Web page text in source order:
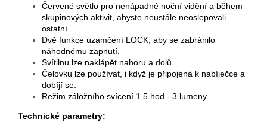
Červené světlo pro nenápadné noční vidění a během
skupinových aktivit, abyste neustále neoslepovali
ostatní.
Dvě funkce uzamčení LOCK, aby se zabránilo
náhodnému zapnutí.
Svítilnu lze naklápět nahoru a dolů.
Čelovku lze používat, i když je připojená k nabíječce a
dobíjí se.
Režim záložního svícení 1,5 hod - 3 lumeny
Technické parametry: